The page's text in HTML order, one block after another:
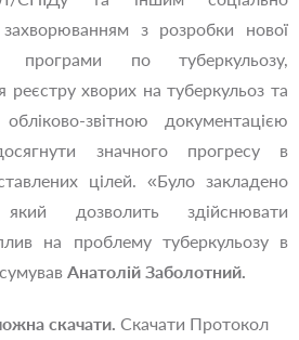
з розробки нової
програми по туберкульозу,
реєстру хворих на туберкульоз та
звітною документацією
значного прогресу в
цілей. «Було закладено
дозволить здійснювати
на проблему туберкульозу в
Анатолій Заболотний.
скачати. Скачати Протокол